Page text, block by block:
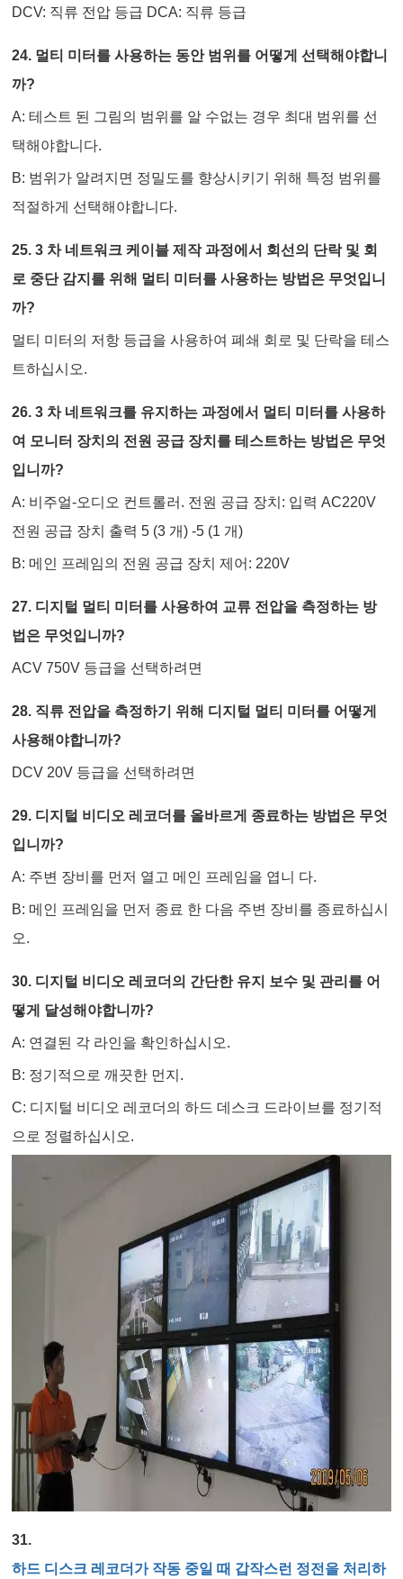
DCV: 직류 전압 등급 DCA: 직류 등급
24. 멀티 미터를 사용하는 동안 범위를 어떻게 선택해야합니
까?
A: 테스트 된 그림의 범위를 알 수없는 경우 최대 범위를 선
택해야합니다.
B: 범위가 알려지면 정밀도를 향상시키기 위해 특정 범위를
적절하게 선택해야합니다.
25. 3 차 네트워크 케이블 제작 과정에서 회선의 단락 및 회
로 중단 감지를 위해 멀티 미터를 사용하는 방법은 무엇입니
까?
멀티 미터의 저항 등급을 사용하여 폐쇄 회로 및 단락을 테스
트하십시오.
26. 3 차 네트워크를 유지하는 과정에서 멀티 미터를 사용하
여 모니터 장치의 전원 공급 장치를 테스트하는 방법은 무엇
입니까?
A: 비주얼-오디오 컨트롤러. 전원 공급 장치: 입력 AC220V
전원 공급 장치 출력 5 (3 개) -5 (1 개)
B: 메인 프레임의 전원 공급 장치 제어: 220V
27. 디지털 멀티 미터를 사용하여 교류 전압을 측정하는 방
법은 무엇입니까?
ACV 750V 등급을 선택하려면
28. 직류 전압을 측정하기 위해 디지털 멀티 미터를 어떻게
사용해야합니까?
DCV 20V 등급을 선택하려면
29. 디지털 비디오 레코더를 올바르게 종료하는 방법은 무엇
입니까?
A: 주변 장비를 먼저 열고 메인 프레임을 엽니 다.
B: 메인 프레임을 먼저 종료 한 다음 주변 장비를 종료하십시
오.
30. 디지털 비디오 레코더의 간단한 유지 보수 및 관리를 어
떻게 달성해야합니까?
A: 연결된 각 라인을 확인하십시오.
B: 정기적으로 깨끗한 먼지.
C: 디지털 비디오 레코더의 하드 데스크 드라이브를 정기적
으로 정렬하십시오.
31.
하드 디스크 레코더가 작동 중일 때 갑작스런 정전을 처리하